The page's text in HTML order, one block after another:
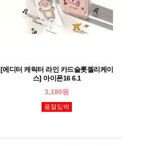
[에디터 캐릭터 라인 카드슬롯젤리케이
스] 아이폰16 6.1
3,180원
품절임박